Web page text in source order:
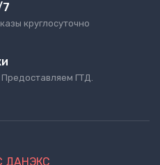
7
круглосуточно
ГТД.
ДАНЭКС